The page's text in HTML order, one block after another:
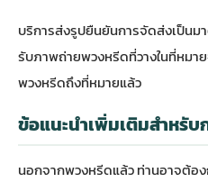
บริการส่งรูปยืนยันการจัดส่งเป็นม
รับภาพถ่ายพวงหรีดที่วางในที่หมาย
พวงหรีดถึงที่หมายแล้ว
ข้อแนะนำเพิ่มเติมสำหรั
นอกจากพวงหรีดแล้ว ท่านอาจต้อ